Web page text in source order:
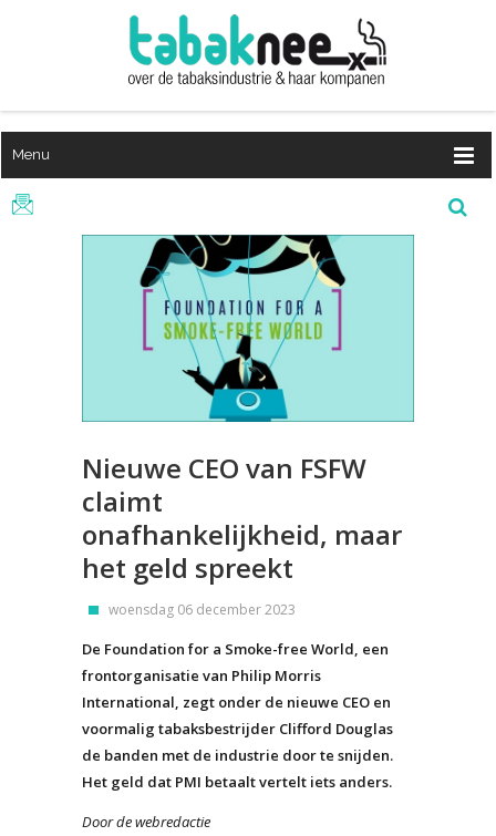
Menu
Nieuwe CEO van FSFW
claimt
onafhankelijkheid, maar
het geld spreekt
woensdag 06 december 2023
De Foundation for a Smoke-free World, een
frontorganisatie van Philip Morris
International, zegt onder de nieuwe CEO en
voormalig tabaksbestrijder Clifford Douglas
de banden met de industrie door te snijden.
Het geld dat PMI betaalt vertelt iets anders.
Door de webredactie